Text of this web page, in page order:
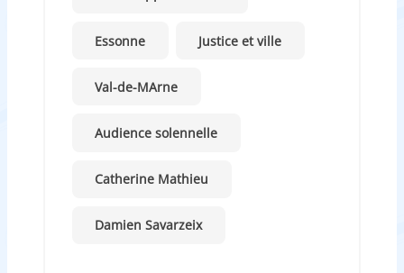
Essonne Justice et ville
Val-de-MArne
Audience solennelle
Catherine Mathieu
Damien Savarzeix